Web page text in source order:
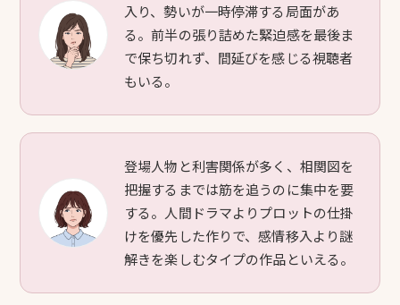
入り、勢いが一時停滞する局面があ
る。前半の張り詰めた緊迫感を最後ま
で保ち切れず、間延びを感じる視聴者
もいる。
登場人物と利害関係が多く、相関図を
把握するまでは筋を追うのに集中を要
する。人間ドラマよりプロットの仕掛
けを優先した作りで、感情移入より謎
解きを楽しむタイプの作品といえる。